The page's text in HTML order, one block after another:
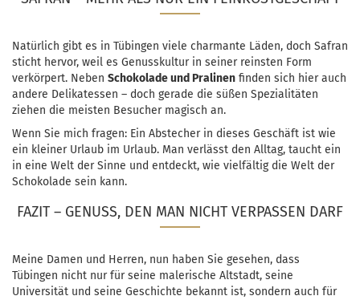
Natürlich gibt es in Tübingen viele charmante Läden, doch Safran
sticht hervor, weil es Genusskultur in seiner reinsten Form
verkörpert. Neben Schokolade und Pralinen finden sich hier auch
andere Delikatessen – doch gerade die süßen Spezialitäten
ziehen die meisten Besucher magisch an.
Wenn Sie mich fragen: Ein Abstecher in dieses Geschäft ist wie
ein kleiner Urlaub im Urlaub. Man verlässt den Alltag, taucht ein
in eine Welt der Sinne und entdeckt, wie vielfältig die Welt der
Schokolade sein kann.
FAZIT – GENUSS, DEN MAN NICHT VERPASSEN DARF
Meine Damen und Herren, nun haben Sie gesehen, dass
Tübingen nicht nur für seine malerische Altstadt, seine
Universität und seine Geschichte bekannt ist, sondern auch für